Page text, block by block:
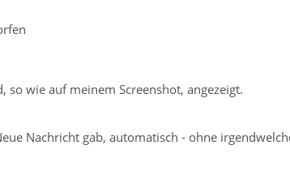
wie auf meinem Screenshot, angezeigt.
Nachricht gab, automatisch - ohne